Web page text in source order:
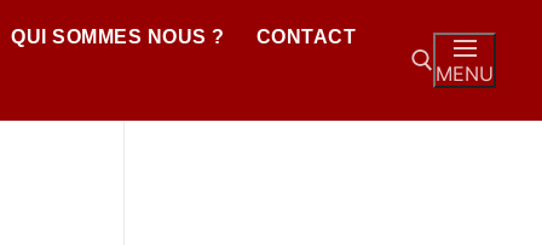
QUI SOMMES NOUS ? CONTACT
MENU